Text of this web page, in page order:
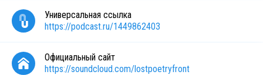
Универсальная ссылка
https://podcast.ru/1449862403
Официальный сайт
https://soundcloud.com/lostpoetryfront